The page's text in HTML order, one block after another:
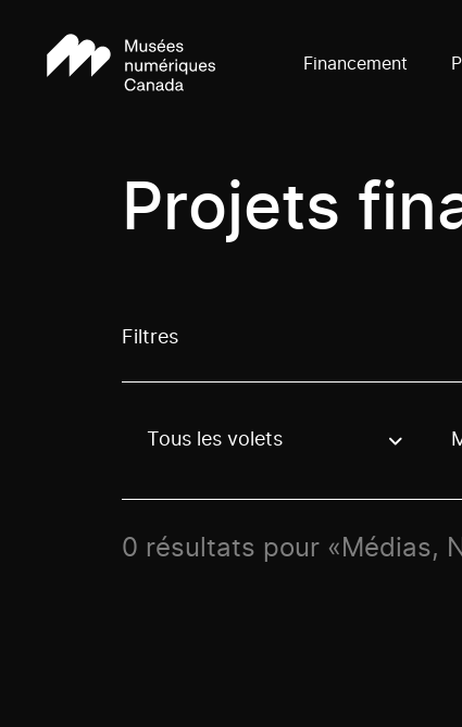
Financement
Projets
Filtres
Use these options to filter projects by
Tous les volets
0 résultats pour «Médias,